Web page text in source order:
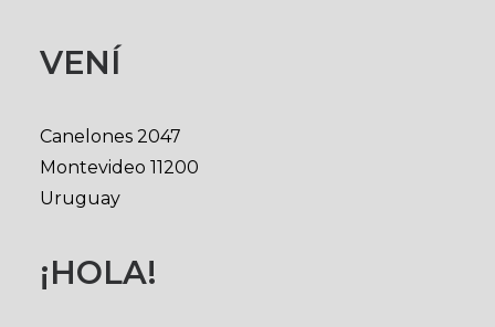
VENÍ
Canelones 2047
Montevideo 11200
Uruguay
¡HOLA!